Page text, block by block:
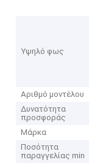
Υψηλό φως
Αριθμό μοντέλου
Δυνατότητα
προσφοράς
Μάρκα
Ποσότητα
παραγγελίας min